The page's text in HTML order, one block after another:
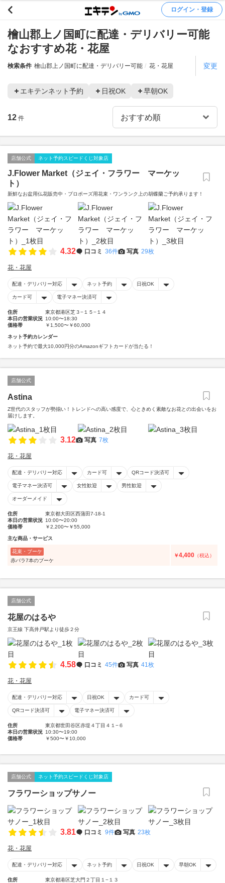
ログイン・登録
檜山郡上ノ国町に配達・デリバリー可能
なおすすめ花・花屋
検索条件 檜山郡上ノ国町に配達・デリバリー可能 花・花屋 変更
エキテンネット予約 日祝OK 早朝OK
12 件
店舗公式 ネット予約スピードくじ対象店
J.Flower Market（ジェイ・フラワー マーケッ
ト）
新鮮なお盆用仏花販売中・プロポーズ用花束・ワンランク上の胡蝶蘭ご予約承ります！
4.32 口コミ 36件 写真 29枚
花・花屋
配達・デリバリー対応 ネット予約 日祝OK
カード可 電子マネー決済可
住所
東京都港区芝３−１５−１４
本日の営業状況 10:00〜18:30
価格帯
￥1,500〜￥60,000
ネット予約カレンダー
ネット予約で最大10,000円分のAmazonギフトカードが当たる！
店舗公式
Astina
Z世代のスタッフが勢揃い！トレンドへの高い感度で、心ときめく素敵なお花との出会いをお
届けします。
3.12 写真 7枚
花・花屋
配達・デリバリー対応 カード可 QRコード決済可
電子マネー決済可 女性歓迎 男性歓迎
オーダーメイド
住所
東京都大田区西蒲田7-18-1
本日の営業状況 10:00〜20:00
価格帯
￥2,200〜￥55,000
主な商品・サービス
花束・ブーケ
赤バラ7本のブーケ
￥4,400 （税込）
店舗公式
花屋のはるや
京王線 下高井戸駅より徒歩２分
4.58 口コミ 45件 写真 41枚
花・花屋
配達・デリバリー対応 日祝OK カード可
QRコード決済可 電子マネー決済可
住所
東京都世田谷区赤堤４丁目４１−６
本日の営業状況 10:30〜19:00
価格帯
￥500〜￥10,000
店舗公式 ネット予約スピードくじ対象店
フラワーショップサノー
3.81 口コミ 9件 写真 23枚
花・花屋
配達・デリバリー対応 ネット予約 日祝OK 早朝OK
住所
東京都港区芝大門２丁目１−１３